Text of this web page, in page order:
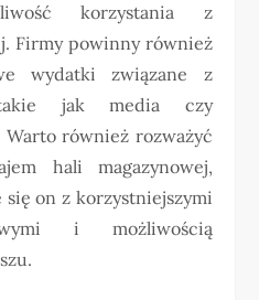
korzystania z
Firmy powinny również
wydatki związane z
jak media czy
również rozważyć
hali magazynowej,
on z korzystniejszymi
i możliwością